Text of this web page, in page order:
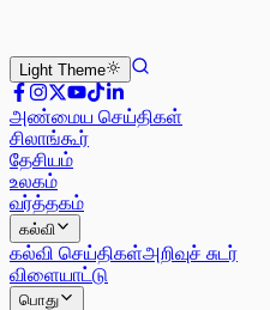
Light Theme
அண்மைய செய்திகள்
சிலாங்கூர்
தேசியம்
உலகம்
வர்த்தகம்
கல்வி
கல்வி செய்திகள்அறிவுச் சுடர்
விளையாட்டு
பொது